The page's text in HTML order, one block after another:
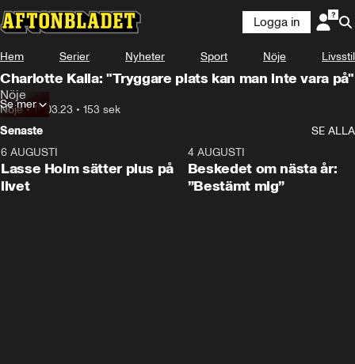
Logga in
Hem Serier Nyheter Sport Nöje Livsstil
Charlotte Kalla: "Tryggare plats kan man inte vara på"
Nöje
Nöje•18.03.23 • 153 sek
Se mer
Senaste
SE ALLA
6 AUGUSTI
Lasse Holm sätter plus på
livet
4 AUGUSTI
Beskedet om nästa år:
”Bestämt mig”